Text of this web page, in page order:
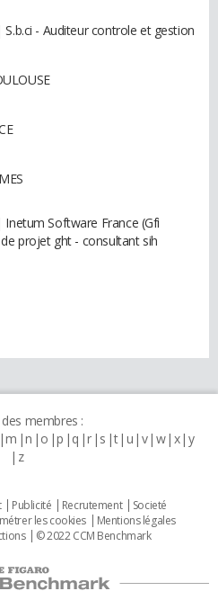
- Auditeur controle et gestion
Software France (Gfi
projet ght - consultant sih
membres :
m n o p q r s t u v w x y
z
Publicité Recrutement
Societé
les cookies
Mentions légales
© 2022 CCM Benchmark